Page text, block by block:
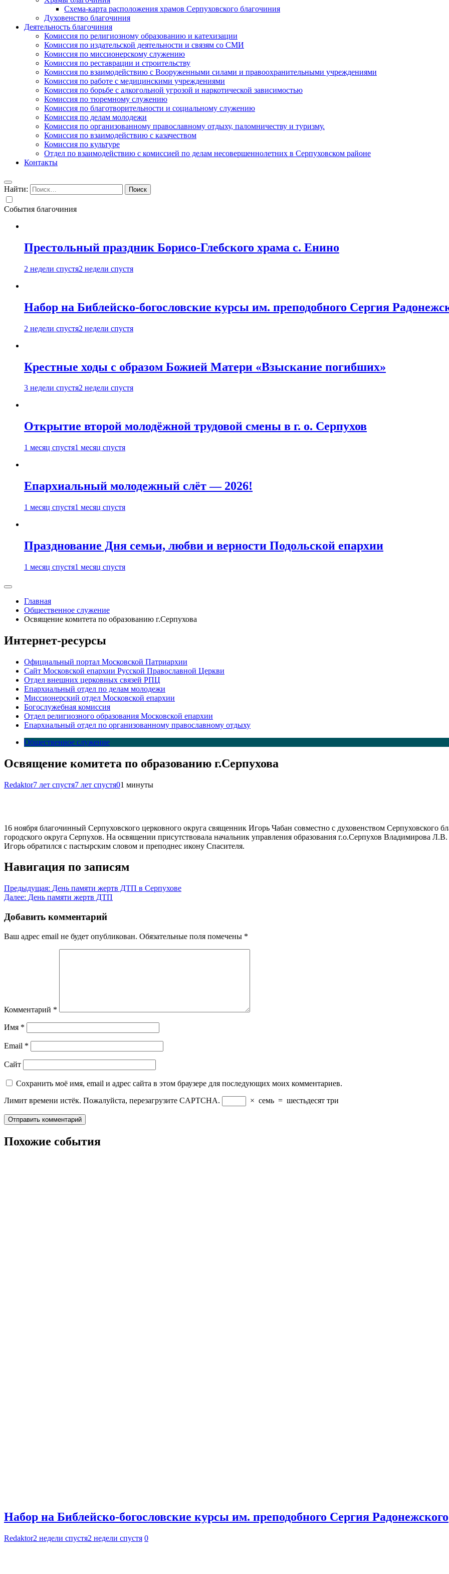
Схема-карта расположения храмов Серпуховского благочиния
Духовенство благочиния
Деятельность благочиния
Комиссия по религиозному образованию и катехизации
Комиссия по издательской деятельности и связям со СМИ
Комиссия по миссионерскому служению
Комиссия по реставрации и строительству
Комиссия по взаимодействию с Вооруженными силами и правоохранительными учреждениями
Комиссия по работе с медицинскими учреждениями
Комиссия по борьбе с алкогольной угрозой и наркотической зависимостью
Комиссия по тюремному служению
Комиссия по благотворительности и социальному служению
Комиссия по делам молодежи
Комиссия по организованному православному отдыху, паломничеству и туризму.
Комиссия по взаимодействию с казачеством
Комиссия по культуре
Отдел по взаимодействию с комиссией по делам несовершеннолетних в Серпуховском районе
Контакты
Найти:
События благочиния
Престольный праздник Борисо-Глебского храма с. Енино
2 недели спустя2 недели спустя
Набор на Библейско-богословские курсы им. преподобного Сергия
2 недели спустя2 недели спустя
Крестные ходы с образом Божией Матери «Взыскание погибших»
3 недели спустя2 недели спустя
Открытие второй молодёжной трудовой смены в г. о. Серпухов
1 месяц спустя1 месяц спустя
Епархиальный молодежный слёт — 2026!
1 месяц спустя1 месяц спустя
Празднование Дня семьи, любви и верности Подольской епархии
1 месяц спустя1 месяц спустя
Главная
Общественное служение
Освящение комитета по образованию г.Серпухова
Интернет-ресурсы
Официальный портал Московской Патриархии
Сайт Московской епархии Русской Православной Церкви
Отдел внешних церковных связей РПЦ
Епархиальный отдел по делам молодежи
Миссионерский отдел Московской епархии
Богослужебная комиссия
Отдел религиозного образования Московской епархии
Епархиальный отдел по организованному православному отдыху
Общественное служение
Освящение комитета по образованию г.Серпухова
Redaktor7 лет спустя7 лет спустя01 минуты
16 ноября благочинный Серпуховского церковного округа священник Игорь Чабан совместно с духовенством Серпуховского
городского округа Серпухов. На освящении присутствовала начальник управления образования г.о.Серпухов Владимирова
Игорь обратился с пастырским словом и преподнес икону Спасителя.
Навигация по записям
Предыдущая: День памяти жертв ДТП в Серпухове
Далее: День памяти жертв ДТП
Добавить комментарий
Ваш адрес email не будет опубликован. Обязательные поля помечены *
Комментарий *
Имя *
Email *
Сайт
Сохранить моё имя, email и адрес сайта в этом браузере для последующих моих комментариев.
Лимит времени истёк. Пожалуйста, перезагрузите CAPTCHA.
× семь = шестьдесят три
Похожие события
Набор на Библейско-богословские курсы им. преподобного Сергия Радонежского
Redaktor2 недели спустя2 недели спустя 0